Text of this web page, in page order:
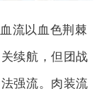
流以血色荆棘
续航，但团战
强流。肉装流